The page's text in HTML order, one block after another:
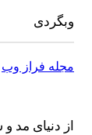
وبگردی
مجله فراز وب
از دنیای مد